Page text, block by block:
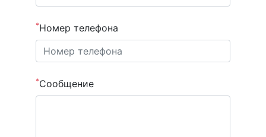
*Номер телефона
*Сообщение